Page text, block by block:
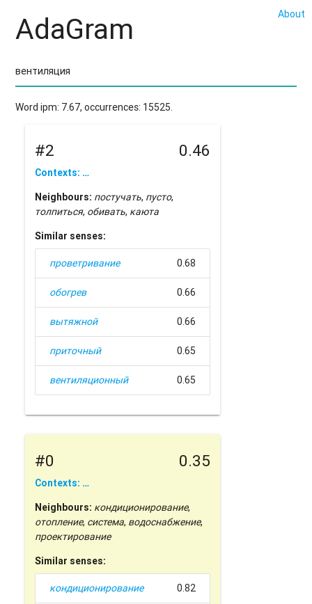
About
AdaGram
Word ipm: 7.67, occurrences: 15525.
#2 0.46
Contexts: …
Neighbours: постучать, пусто,
толпиться, обивать, каюта
Similar senses:
проветривание 0.68
обогрев 0.66
вытяжной 0.66
приточный 0.65
вентиляционный 0.65
#0 0.35
Contexts: …
Neighbours: кондиционирование,
отопление, система, водоснабжение,
проектирование
Similar senses:
кондиционирование 0.82